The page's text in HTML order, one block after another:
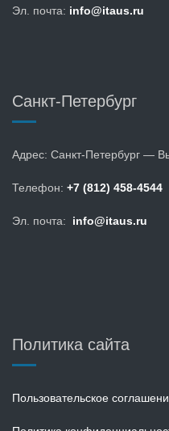
Эл. почта: info@itaus.ru
Санкт-Петербург
Адрес: Санкт-Петербург —
Телефон: +7 (812) 458-4544
Эл. почта: info@itaus.ru
Политика сайта
Пользовательское